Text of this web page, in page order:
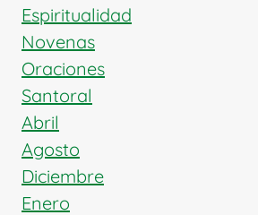
Espiritualidad
Novenas
Oraciones
Santoral
Abril
Agosto
Diciembre
Enero